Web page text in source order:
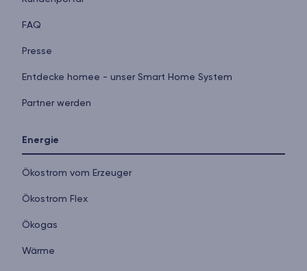
FAQ
Presse
Entdecke homee - unser Smart Home System
Partner werden
Energie
Ökostrom vom Erzeuger
Ökostrom Flex
Ökogas
Wärme